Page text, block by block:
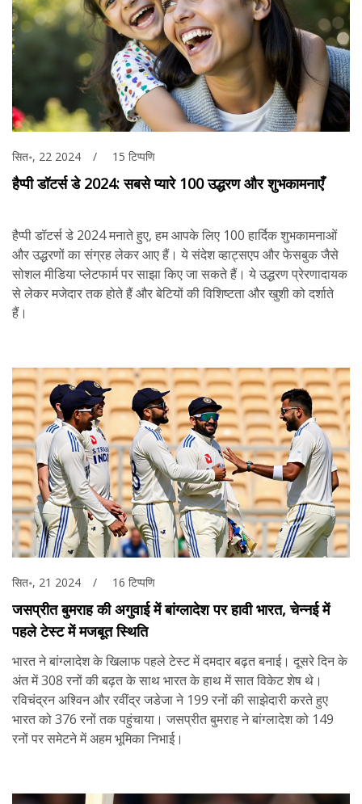
सित॰, 22 2024 15 टिप्पणि
हैप्पी डॉटर्स डे 2024: सबसे प्यारे 100 उद्धरण और शुभकामनाएँ
हैप्पी डॉटर्स डे 2024 मनाते हुए, हम आपके लिए 100 हार्दिक शुभकामनाओं
और उद्धरणों का संग्रह लेकर आए हैं। ये संदेश व्हाट्सएप और फेसबुक जैसे
सोशल मीडिया प्लेटफार्म पर साझा किए जा सकते हैं। ये उद्धरण प्रेरणादायक
से लेकर मजेदार तक होते हैं और बेटियों की विशिष्टता और खुशी को दर्शाते
हैं।
सित॰, 21 2024 16 टिप्पणि
जसप्रीत बुमराह की अगुवाई में बांग्लादेश पर हावी भारत, चेन्नई में
पहले टेस्ट में मजबूत स्थिति
भारत ने बांग्लादेश के खिलाफ पहले टेस्ट में दमदार बढ़त बनाई। दूसरे दिन के
अंत में 308 रनों की बढ़त के साथ भारत के हाथ में सात विकेट शेष थे।
रविचंद्रन अश्विन और रवींद्र जडेजा ने 199 रनों की साझेदारी करते हुए
भारत को 376 रनों तक पहुंचाया। जसप्रीत बुमराह ने बांग्लादेश को 149
रनों पर समेटने में अहम भूमिका निभाई।